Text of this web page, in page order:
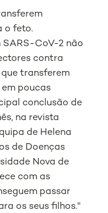
o feto.
CoV-2 não
contra
transferem
poucas
conclusão de
na revista
de Helena
de Doenças
Nova de
com as
passar
os seus filhos."